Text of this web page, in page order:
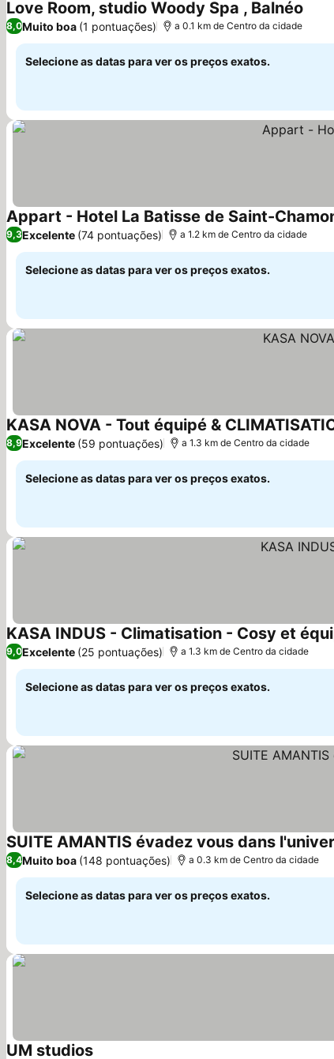
Love Room, studio Woody Spa , Balnéo
8,0Muito boa (1 pontuações) a 0.1 km de Centro da cidade
Selecione as datas para ver os preços exatos.
Appart - Hotel La Batisse de Saint-
9,3Excelente (74 pontuações) a 1.2 km de Centro da cidade
Selecione as datas para ver os preços exatos.
KASA NOVA - Tout équipé &
8,9Excelente (59 pontuações) a 1.3 km de Centro da cidade
Selecione as datas para ver os preços exatos.
KASA INDUS - Climatisation - Cosy et
9,0Excelente (25 pontuações) a 1.3 km de Centro da cidade
Selecione as datas para ver os preços exatos.
SUITE AMANTIS évadez vous dans
8,4Muito boa (148 pontuações) a 0.3 km de Centro da cidade
Selecione as datas para ver os preços exatos.
UM studios